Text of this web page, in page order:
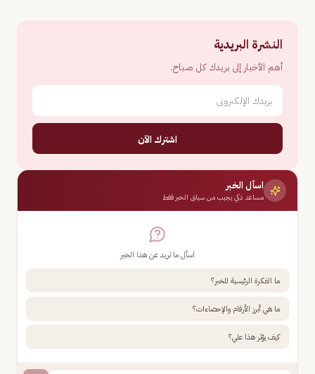
النشرة البريدية
أهم الأخبار إلى بريدك كل صباح.
اشترك الآن
اسأل الخبر
مساعد ذكي يجيب من سياق الخبر فقط
اسأل ما تريد عن هذا الخبر
ما الفكرة الرئيسية للخبر؟
ما هي أبرز الأرقام والإحصاءات؟
كيف يؤثر هذا علي؟